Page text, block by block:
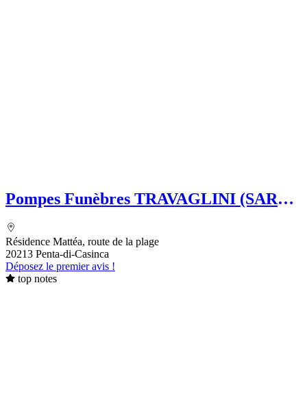
Pompes Funèbres TRAVAGLINI (SARL)
TRAVAGLINI - Chambre Funéraire
Résidence Mattéa, route de la plage
20213 Penta-di-Casinca
Déposez le premier avis !
top notes